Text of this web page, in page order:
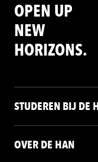
OPEN UP
NEW
HORIZONS.
STUDEREN BIJ DE
OVER DE HAN